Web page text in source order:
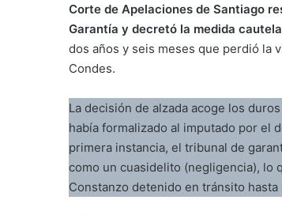
Corte de Apelaciones de Santiago
Garantía y decretó la medida
dos años y seis meses que perdió la
Condes.
La decisión de alzada acoge los
había formalizado al imputado por el
primera instancia, el tribunal de
como un cuasidelito (negligencia), lo
Constanzo detenido en tránsito